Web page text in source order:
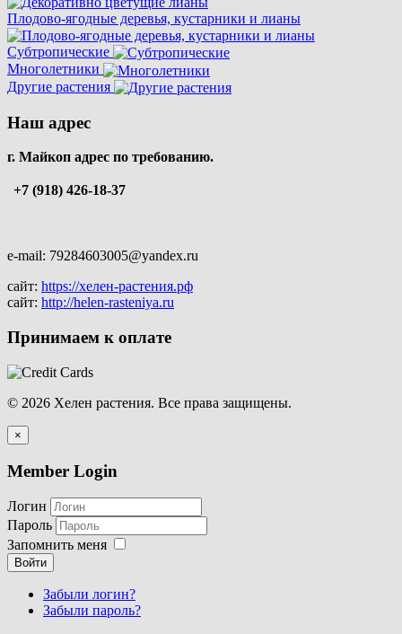
Плодово-ягодные деревья, кустарники и лианы
Субтропические
Многолетники
Другие растения
Наш адрес
г. Майкоп адрес по требованию.
+7 (918) 426-18-37
e-mail: 79284603005@yandex.ru
сайт: https://хелен-растения.рф
сайт: http://helen-rasteniya.ru
Принимаем к оплате
© 2026 Хелен растения. Все права защищены.
×
Member Login
Логин
Пароль
Запомнить меня
Войти
Забыли логин?
Забыли пароль?